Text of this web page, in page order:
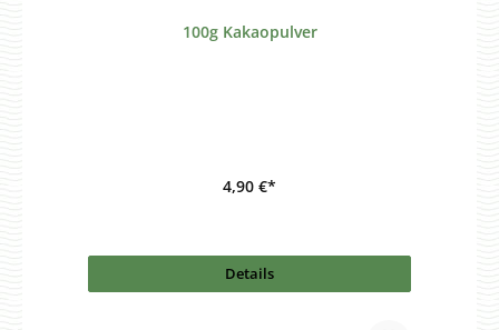
100g Kakaopulver
4,90 €*
Details